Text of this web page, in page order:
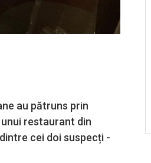
au pătruns prin
restaurant din
cei doi suspecți -